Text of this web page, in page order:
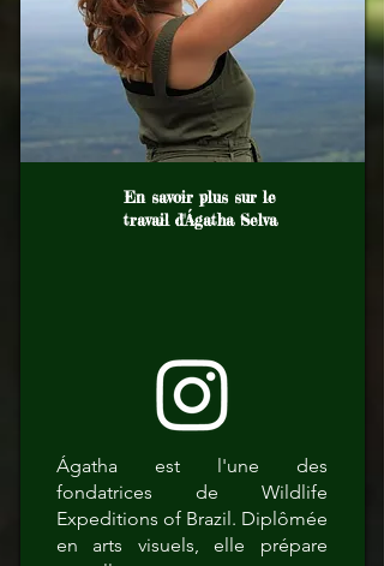
En savoir plus sur le
travail d'Ágatha Selva
Ágatha est l'une des
fondatrices de Wildlife
Expeditions of Brazil. Diplômée
en arts visuels, elle prépare